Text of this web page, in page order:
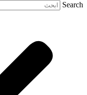
Search